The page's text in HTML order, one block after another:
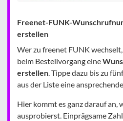
Freenet-FUNK-
erstellen
Wer zu freenet FUNK
beim Bestellvorgang eine
erstellen. Tippe dazu bis zu
aus der Liste eine
Hier kommt es ganz darauf an,
ausprobierst. Einprägsame